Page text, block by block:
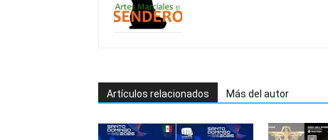
Artículos relacionados Más del autor